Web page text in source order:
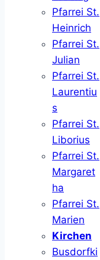
Pfarrei St.
Heinrich
Pfarrei St.
Julian
Pfarrei St.
Laurentiu
s
Pfarrei St.
Liborius
Pfarrei St.
Margaret
ha
Pfarrei St.
Marien
Kirchen
Busdorfki